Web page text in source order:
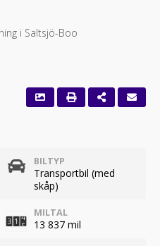
i Saltsjö-Boo
BILTYP
Transportbil (med
skåp)
MILTAL
13 837 mil